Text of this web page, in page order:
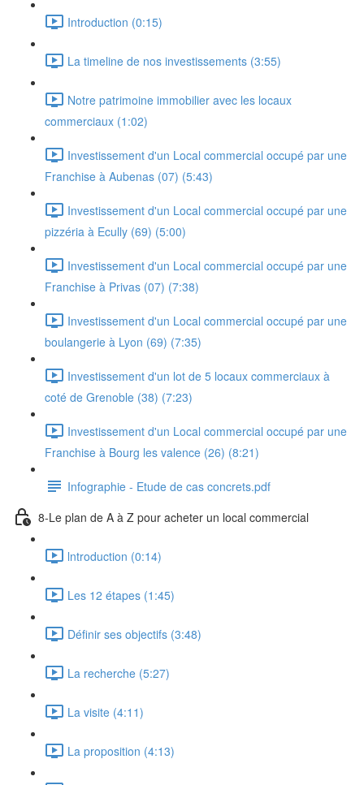
Introduction (0:15)
La timeline de nos investissements (3:55)
Notre patrimoine immobilier avec les locaux
commerciaux (1:02)
Investissement d'un Local commercial occupé par une
Franchise à Aubenas (07) (5:43)
Investissement d'un Local commercial occupé par une
pizzéria à Ecully (69) (5:00)
Investissement d'un Local commercial occupé par une
Franchise à Privas (07) (7:38)
Investissement d'un Local commercial occupé par une
boulangerie à Lyon (69) (7:35)
Investissement d'un lot de 5 locaux commerciaux à
coté de Grenoble (38) (7:23)
Investissement d'un Local commercial occupé par une
Franchise à Bourg les valence (26) (8:21)
Infographie - Etude de cas concrets.pdf
8-Le plan de A à Z pour acheter un local commercial
lntroduction (0:14)
Les 12 étapes (1:45)
Définir ses objectifs (3:48)
La recherche (5:27)
La visite (4:11)
La proposition (4:13)